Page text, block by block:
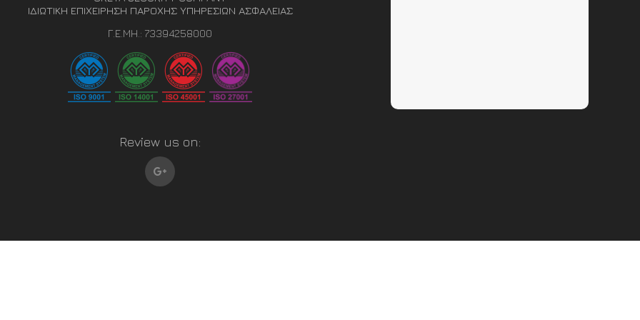
ΙΔΙΩΤΙΚΗ ΕΠΙΧΕΙΡΗΣΗ ΠΑΡΟΧΗΣ ΥΠΗΡΕΣΙΩΝ ΑΣΦΑΛΕΙΑΣ
Γ.Ε.ΜΗ.: 73394258000
Review us on: